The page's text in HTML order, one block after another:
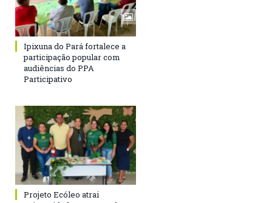
Ipixuna do Pará fortalece a
participação popular com
audiências do PPA
Participativo
Projeto Ecóleo atrai